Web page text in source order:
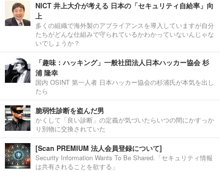
NICT 井上大介が考える 日本の「セキュリティ自給率」向
上
多くの組織で海外製のアプライアンスを導入していますが自分
たちがどんな仕組みで守られているかわかっていないんじゃな
いでしょうか？
「趣味：ハッキング」一般社団法人日本ハッカー協会 杉
浦 隆幸
国内 OSINT 第一人者 日本ハッカー協会の杉浦氏が本気を出し
たら
脆弱性診断を盗んだ男
かくして「良い診断」の定義が気づいたらいつの間にかすっか
り別物に交換されていた
[Scan PREMIUM 法人会員登録について]
Security Information Wants To Be Shared.「セキュリティ情報
は共有されることを欲する」